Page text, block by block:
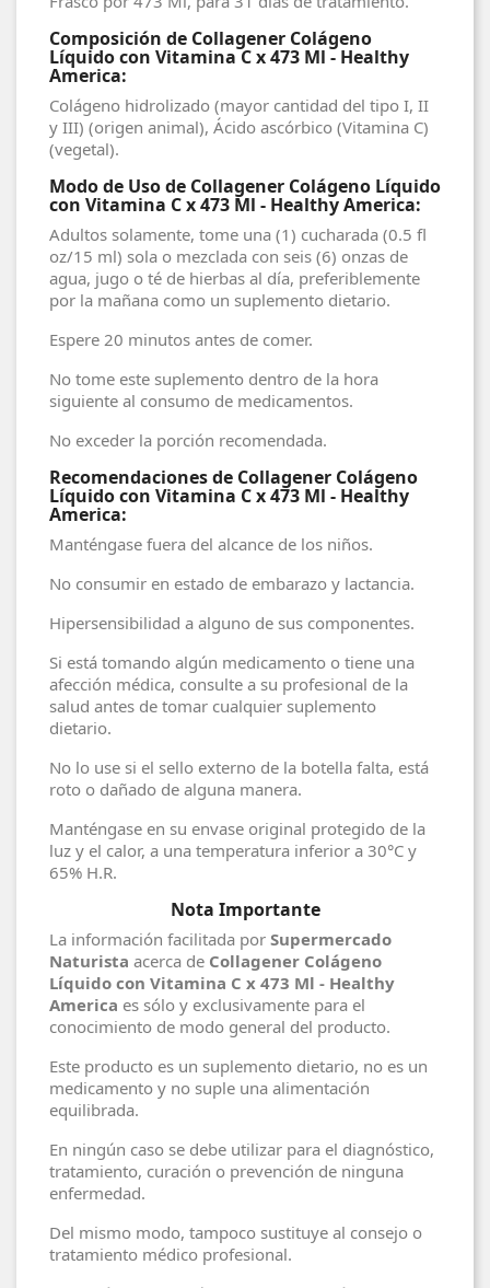
Composición de Collagener Colágeno
Líquido con Vitamina C x 473 Ml - Healthy
America:
Colágeno hidrolizado (mayor cantidad del tipo I, II
y III) (origen animal), Ácido ascórbico (Vitamina C)
(vegetal).
Modo de Uso de Collagener Colágeno Líquido
con Vitamina C x 473 Ml - Healthy America:
Adultos solamente, tome una (1) cucharada (0.5 fl
oz/15 ml) sola o mezclada con seis (6) onzas de
agua, jugo o té de hierbas al día, preferiblemente
por la mañana como un suplemento dietario.
Espere 20 minutos antes de comer.
No tome este suplemento dentro de la hora
siguiente al consumo de medicamentos.
No exceder la porción recomendada.
Recomendaciones de Collagener Colágeno
Líquido con Vitamina C x 473 Ml - Healthy
America:
Manténgase fuera del alcance de los niños.
No consumir en estado de embarazo y lactancia.
Hipersensibilidad a alguno de sus componentes.
Si está tomando algún medicamento o tiene una
afección médica, consulte a su profesional de la
salud antes de tomar cualquier suplemento
dietario.
No lo use si el sello externo de la botella falta, está
roto o dañado de alguna manera.
Manténgase en su envase original protegido de la
luz y el calor, a una temperatura inferior a 30°C y
65% H.R.
Nota Importante
La información facilitada por Supermercado
Naturista acerca de Collagener Colágeno
Líquido con Vitamina C x 473 Ml - Healthy
America es sólo y exclusivamente para el
conocimiento de modo general del producto.
Este producto es un suplemento dietario, no es un
medicamento y no suple una alimentación
equilibrada.
En ningún caso se debe utilizar para el diagnóstico,
tratamiento, curación o prevención de ninguna
enfermedad.
Del mismo modo, tampoco sustituye al consejo o
tratamiento médico profesional.